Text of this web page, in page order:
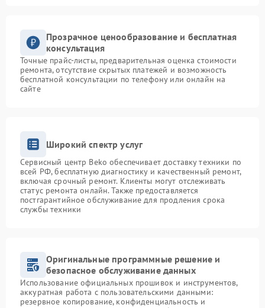
Прозрачное ценообразование и бесплатная
консультация
Точные прайс-листы, предварительная оценка стоимости
ремонта, отсутствие скрытых платежей и возможность
бесплатной консультации по телефону или онлайн на
сайте
Широкий спектр услуг
Сервисный центр Beko обеспечивает доставку техники по
всей РФ, бесплатную диагностику и качественный ремонт,
включая срочный ремонт. Клиенты могут отслеживать
статус ремонта онлайн. Также предоставляется
постгарантийное обслуживание для продления срока
службы техники
Оригинальные программные решение и
безопасное обслуживание данных
Использование официальных прошивок и инструментов,
аккуратная работа с пользовательскими данными:
резервное копирование, конфиденциальность и